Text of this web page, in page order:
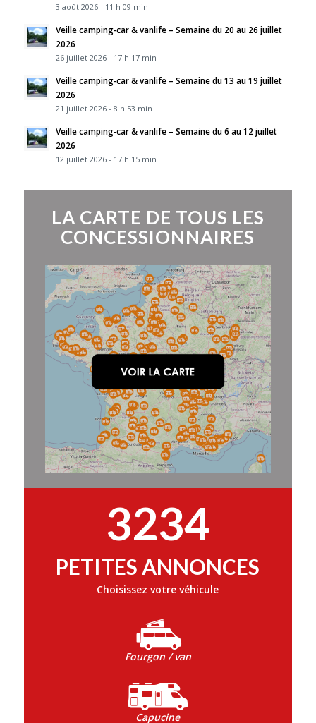
3 août 2026 - 11 h 09 min
Veille camping-car & vanlife – Semaine du 20 au 26 juillet
2026
26 juillet 2026 - 17 h 17 min
Veille camping-car & vanlife – Semaine du 13 au 19 juillet
2026
21 juillet 2026 - 8 h 53 min
Veille camping-car & vanlife – Semaine du 6 au 12 juillet
2026
12 juillet 2026 - 17 h 15 min
LA CARTE DE TOUS LES
CONCESSIONNAIRES
3234
PETITES ANNONCES
Choisissez votre véhicule
Fourgon / van
Capucine